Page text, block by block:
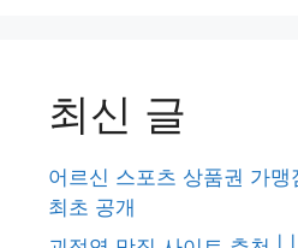
최신 글
어르신 스포츠 상품권 가
최초 공개